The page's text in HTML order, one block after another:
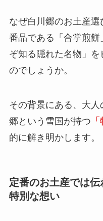
なぜ白川郷のお土産
番品である「合掌煎餅
ぞ知る隠れた名物」
のでしょうか。
その背景にある、大人
郷という雪国が持つ
的に解き明かします。
定番のお土産では
特別な想い